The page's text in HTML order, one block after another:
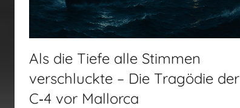
Als die Tiefe alle Stimmen
verschluckte – Die Tragödie der
C‑4 vor Mallorca